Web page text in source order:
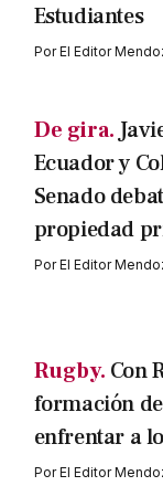
Estudiantes
PorEl Editor
De gira.
Ecuador y
Senado
propiedad
PorEl Editor
Rugby. Con
formación
enfrentar a
PorEl Editor